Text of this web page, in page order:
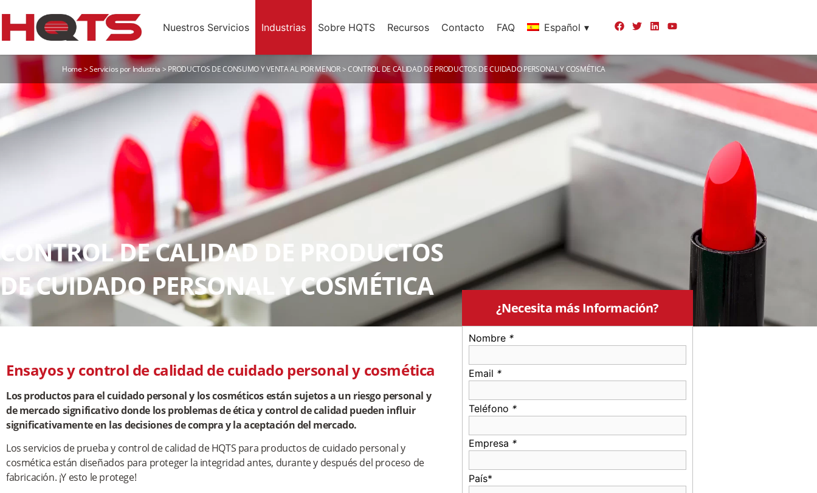
Nuestros Servicios Industrias Sobre HQTS Recursos Contacto FAQ Español
Home>Servicios por Industria > PRODUCTOS DE CONSUMO Y VENTA AL POR MENOR>CONTROL DE CALIDAD DE PRODUCTOS DE CUIDADO PERSONAL Y COSMÉTICA
CONTROL DE CALIDAD DE PRODUCTOS
DE CUIDADO PERSONAL Y COSMÉTICA
Ensayos y control de calidad de cuidado personal y cosmética
Los productos para el cuidado personal y los cosméticos están sujetos a un riesgo personal y
de mercado significativo donde los problemas de ética y control de calidad pueden influir
significativamente en las decisiones de compra y la aceptación del mercado.
Los servicios de prueba y control de calidad de HQTS para productos de cuidado personal y
cosmética están diseñados para proteger la integridad antes, durante y después del proceso de
fabricación. ¡Y esto le protege!
¿Necesita más Información?
Nombre *
Email *
Teléfono *
Empresa *
País*